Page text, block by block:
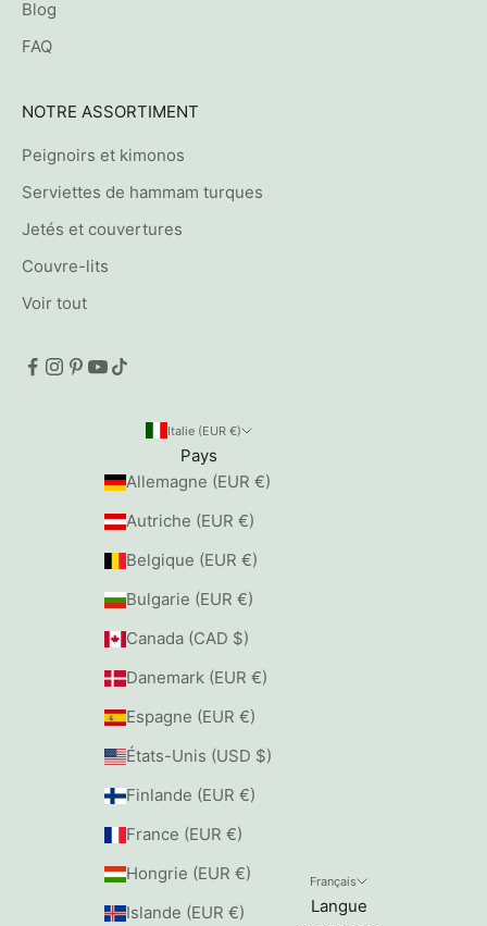
Blog
FAQ
NOTRE ASSORTIMENT
Peignoirs et kimonos
Serviettes de hammam turques
Jetés et couvertures
Couvre-lits
Voir tout
Italie (EUR €)
Pays
Allemagne (EUR €)
Autriche (EUR €)
Belgique (EUR €)
Bulgarie (EUR €)
Canada (CAD $)
Danemark (EUR €)
Espagne (EUR €)
États-Unis (USD $)
Finlande (EUR €)
France (EUR €)
Hongrie (EUR €)
Islande (EUR €)
Français
Langue